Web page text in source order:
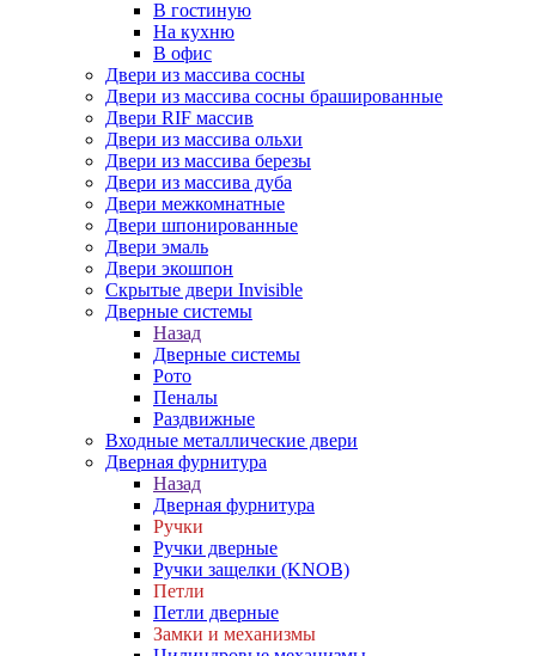
В гостиную
На кухню
В офис
Двери из массива сосны
Двери из массива сосны брашированные
Двери RIF массив
Двери из массива ольхи
Двери из массива березы
Двери из массива дуба
Двери межкомнатные
Двери шпонированные
Двери эмаль
Двери экошпон
Скрытые двери Invisible
Дверные системы
Назад
Дверные системы
Рото
Пеналы
Раздвижные
Входные металлические двери
Дверная фурнитура
Назад
Дверная фурнитура
Ручки
Ручки дверные
Ручки защелки (KNOB)
Петли
Петли дверные
Замки и механизмы